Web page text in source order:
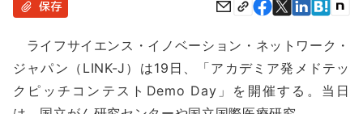
に
動
保存
ライフサイエンス・イノベーション・ネットワーク・
ジャパン（LINK-J）は19日、「アカデミア発メドテッ
クピッチコンテストDemo Day」を開催する。当日